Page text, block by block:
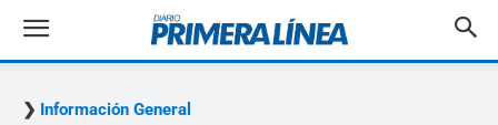
Información General